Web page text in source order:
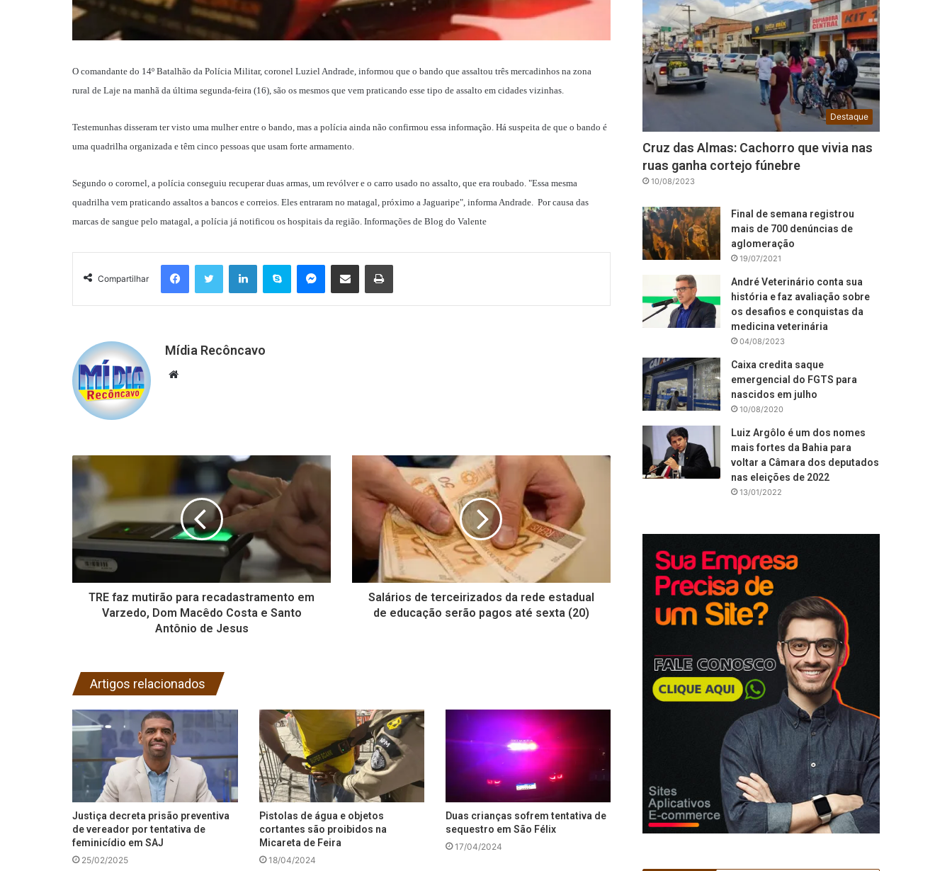
O comandante do 14º Batalhão da Polícia Militar, coronel Luziel Andrade, informou que o bando que assaltou três mercadinhos na zona
rural de Laje na manhã da última segunda-feira (16), são os mesmos que vem praticando esse tipo de assalto em cidades vizinhas.
Testemunhas disseram ter visto uma mulher entre o bando, mas a polícia ainda não confirmou essa informação. Há suspeita de que o bando é
uma quadrilha organizada e têm cinco pessoas que usam forte armamento.
Segundo o corornel, a polícia conseguiu recuperar duas armas, um revólver e o carro usado no assalto, que era roubado. "Essa mesma
quadrilha vem praticando assaltos a bancos e correios.Eles entraram no matagal, próximo a Jaguaripe", informa Andrade. Por causa das
marcas de sangue pelo matagal, a polícia já notificou os hospitais da região. Informações de Blog do Valente
Compartilhar
FacebookTwitter LinkedinSkype Messenger
Compartilhar via e-mail Imprimir
Mídia Recôncavo
Website
TRE faz mutirão para recadastramento em
Varzedo, Dom Macêdo Costa e Santo
Antônio de Jesus
Salários de terceirizados da rede estadual
de educação serão pagos até sexta (20)
Artigos relacionados
Justiça decreta prisão preventiva
de vereador por tentativa de
feminicídio em SAJ
25/02/2025
Pistolas de água e objetos
cortantes são proibidos na
Micareta de Feira
18/04/2024
Duas crianças sofrem tentativa de
sequestro em São Félix
17/04/2024
Destaque
Cruz das Almas: Cachorro que vivia nas
ruas ganha cortejo fúnebre
10/08/2023
Final de semana registrou
mais de 700 denúncias de
aglomeração
19/07/2021
André Veterinário conta sua
história e faz avaliação sobre
os desafios e conquistas da
medicina veterinária
04/08/2023
Caixa credita saque
emergencial do FGTS para
nascidos em julho
10/08/2020
Luiz Argôlo é um dos nomes
mais fortes da Bahia para
voltar a Câmara dos deputados
nas eleições de 2022
13/01/2022